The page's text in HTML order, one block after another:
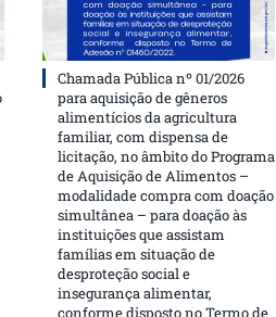
Chamada Pública nº 01/2026
para aquisição de gêneros
alimentícios da agricultura
familiar, com dispensa de
licitação, no âmbito do Programa
de Aquisição de Alimentos –
modalidade compra com doação
simultânea – para doação às
instituições que assistam
famílias em situação de
desproteção social e
insegurança alimentar,
conforme disposto no Termo de